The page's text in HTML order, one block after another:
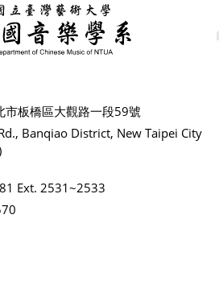
市板橋區大觀路一段59號
Banqiao District, New Taipei City
Ext. 2531~2533